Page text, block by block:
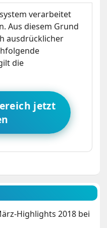
verarbeitet
Aus diesem Grund
ausdrücklicher
die
jetzt
Highlights 2018 bei